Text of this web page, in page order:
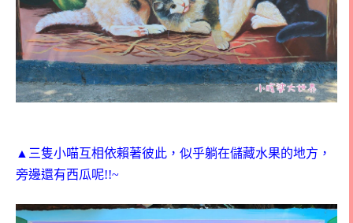
▲三隻小喵互相依賴著彼此，似乎躺在儲藏水果的地方，
旁邊還有西瓜呢!!~